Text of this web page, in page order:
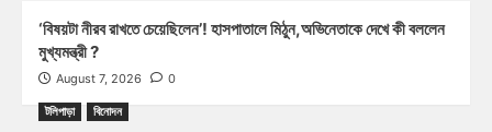
‘বিষয়টা নীরব রাখতে চেয়েছিলেন’! হাসপাতালে মিঠুন,অভিনেতাকে দেখে কী বললেন
মুখ্যমন্ত্রী ?
August 7, 2026 0
টলিপাড়া বিনোদন